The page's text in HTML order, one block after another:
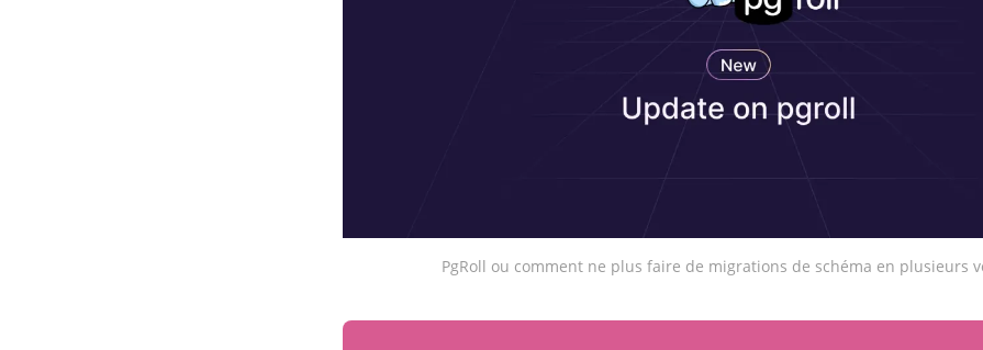
PgRoll ou comment ne plus faire de migrations de schéma en plusieurs